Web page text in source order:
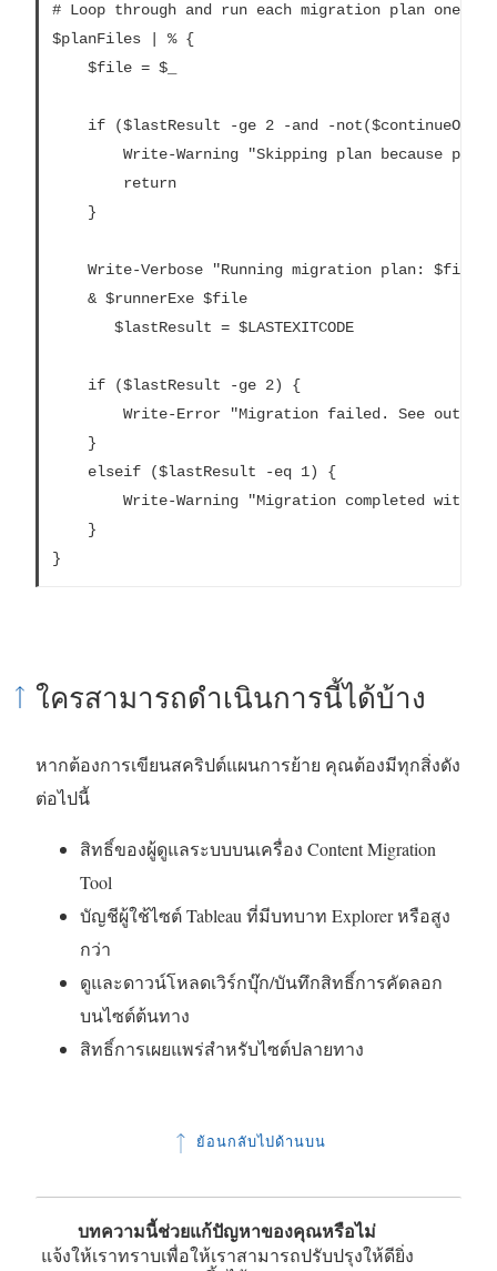
# Loop through and run each migration plan one
$planFiles | % {
       $lastResult = $LASTEXITCODE
}
ใครสามารถดำเนินการนี้ได้บ้าง
หากต้องการเขียนสคริปต์แผนการย้าย คุณต้องมีทุกสิ่งดัง
ต่อไปนี้
สิทธิ์ของผู้ดูแลระบบบนเครื่อง Content Migration
Tool
บัญชีผู้ใช้ไซต์ Tableau ที่มีบทบาท Explorer หรือสูง
กว่า
ดูและดาวน์โหลดเวิร์กบุ๊ก/บันทึกสิทธิ์การคัดลอก
บนไซต์ต้นทาง
สิทธิ์การเผยแพร่สำหรับไซต์ปลายทาง
ย้อนกลับไปด้านบน
บทความนี้ช่วยแก้ปัญหาของคุณหรือไม่
แจ้งให้เราทราบเพื่อให้เราสามารถปรับปรุงให้ดียิ่ง